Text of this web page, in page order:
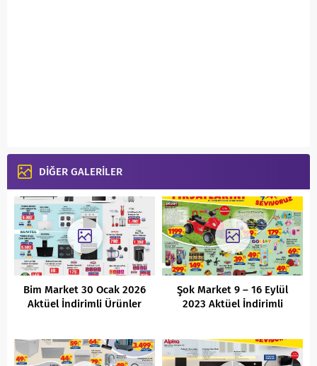
DİĞER GALERİLER
Bim Market 30 Ocak 2026
Aktüel İndirimli Ürünler
Şok Market 9 – 16 Eylül
2023 Aktüel İndirimli